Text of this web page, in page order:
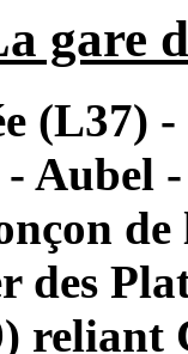
gare
(L37)
Aubel
des
reliant